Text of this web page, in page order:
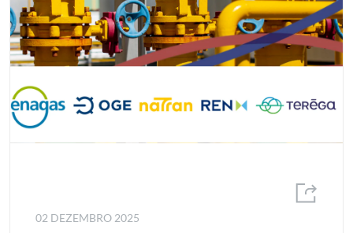
02 DEZEMBRO 2025